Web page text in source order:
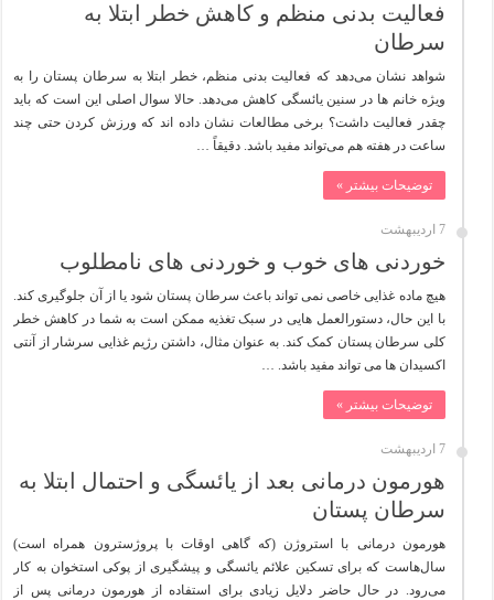
فعالیت بدنی منظم و کاهش خطر ابتلا به
سرطان
شواهد نشان می‌دهد که فعالیت بدنی منظم، خطر ابتلا به سرطان پستان را به
ویژه خانم ها در سنین یائسگی کاهش می‌دهد. حالا سوال اصلی این است که باید
چقدر فعالیت داشت؟ برخی مطالعات نشان داده اند که ورزش کردن حتی چند
ساعت در هفته هم می‌تواند مفید باشد. دقیقاً …
توضیحات بیشتر »
7 اردیبهشت
خوردنی های خوب و خوردنی های نامطلوب
هیچ ماده غذایی خاصی نمی تواند باعث سرطان پستان شود یا از آن جلوگیری کند.
با این حال، دستورالعمل هایی در سبک تغذیه ممکن است به شما در کاهش خطر
کلی سرطان پستان کمک کند. به عنوان مثال، داشتن رژیم غذایی سرشار از آنتی
اکسیدان ها می تواند مفید باشد. …
توضیحات بیشتر »
7 اردیبهشت
هورمون درمانی بعد از یائسگی و احتمال ابتلا به
سرطان پستان
هورمون درمانی با استروژن (که گاهی اوقات با پروژسترون همراه است)
سال‌هاست که برای تسکین علائم یائسگی و پیشگیری از پوکی استخوان به کار
می‌رود. در حال حاضر دلایل زیادی برای استفاده از هورمون درمانی پس از